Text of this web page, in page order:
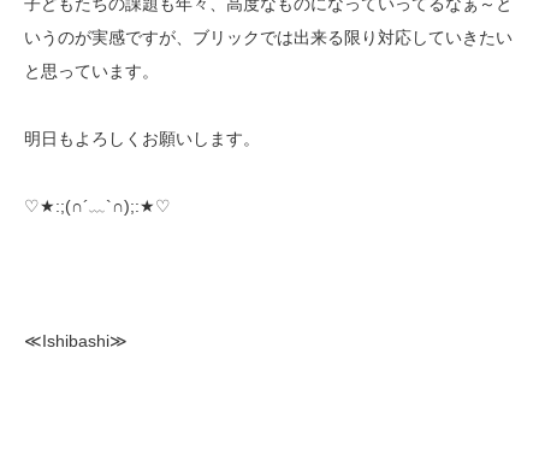
いうのが実感ですが、ブリックでは出来る限り対応していきたい
と思っています。
明日もよろしくお願いします。
♡★:;(∩´﹏`∩);:★♡
≪Ishibashi≫